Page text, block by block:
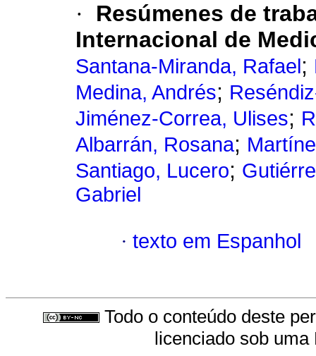
·
Resúmenes de
Internacional de
Santana-Miranda, Rafael ;
Medina, Andrés;
Jiménez-Correa, Ulises;
Albarrán, Rosana;
Santiago, Lucero;
Gabriel
· texto em Espanhol
Todo o conteúdo deste
licenciado sob uma